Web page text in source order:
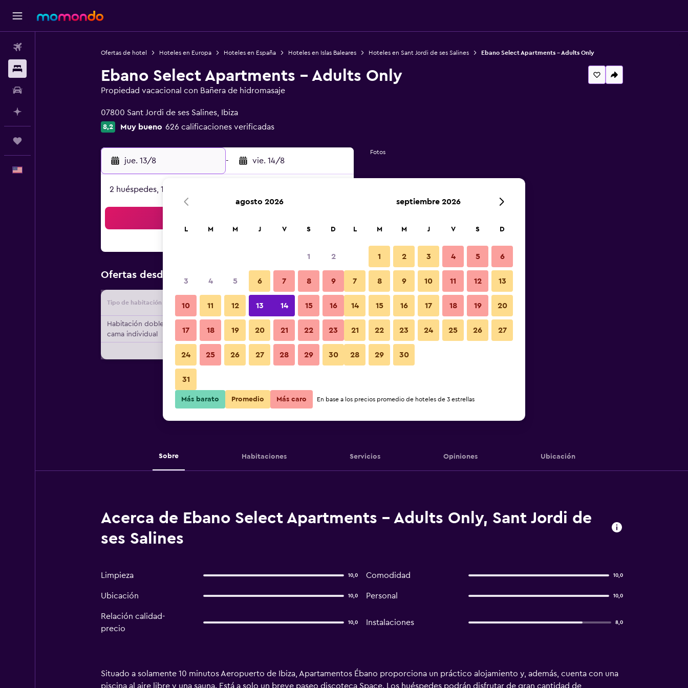
Ofertas de hotel Hoteles en Europa Hoteles en España Hoteles en Islas Baleares Hoteles en Sant Jordi de ses Salines Ebano Select Apartments - Adults Only
Ebano Select Apartments - Adults Only
Propiedad vacacional con Bañera de hidromasaje
07800 Sant Jordi de ses Salines, Ibiza
8,2 Muy bueno 626 calificaciones verificadas
jue. 13/8 - vie. 14/8
2 huéspedes, 1 habitación
Ofertas desde Oferta más barata de precio por noche
Tipo de habitación Proveedor Total noche
Habitación doble, 1
cama individual
$122 Ver oferta
Fotos
Sobre Habitaciones Servicios Opiniones Ubicación
Acerca de Ebano Select Apartments - Adults Only, Sant Jordi de
ses Salines
Limpieza 10,0 Comodidad 10,0
Ubicación 10,0 Personal 10,0
Relación calidad-
precio
10,0 Instalaciones 8,0
Situado a solamente 10 minutos Aeropuerto de Ibiza, Apartamentos Ébano proporciona un práctico alojamiento y, además, cuenta con una
piscina al aire libre y una sauna. Está a solo un breve paseo discoteca Space. Los huéspedes podrán disfrutar de gran cantidad de
agosto 2026
L M M J V S D
1 2
3 4 5 6 7 8 9
10 11 12 13 14 15 16
17 18 19 20 21 22 23
24 25 26 27 28 29 30
31
septiembre 2026
L M M J V S D
1 2 3 4 5 6
7 8 9 10 11 12 13
14 15 16 17 18 19 20
21 22 23 24 25 26 27
28 29 30
Más barato Promedio Más caro En base a los precios promedio de hoteles de 3 estrellas